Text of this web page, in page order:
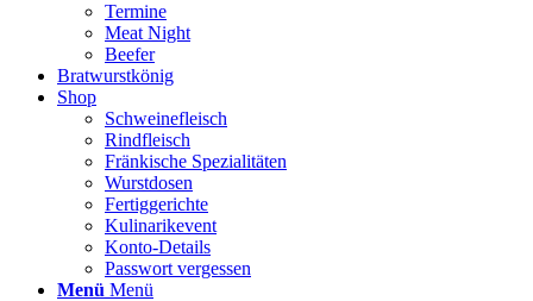
Termine
Meat Night
Beefer
Bratwurstkönig
Shop
Schweinefleisch
Rindfleisch
Fränkische Spezialitäten
Wurstdosen
Fertiggerichte
Kulinarikevent
Konto-Details
Passwort vergessen
Menü Menü